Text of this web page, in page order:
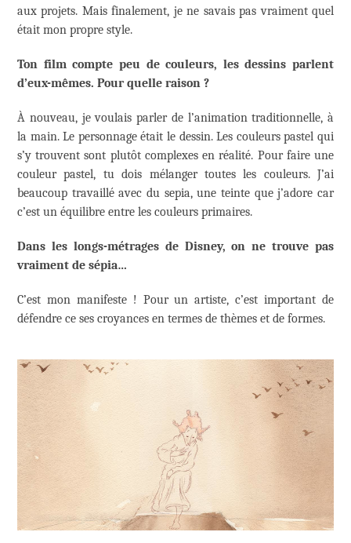
aux projets. Mais finalement, je ne savais pas vraiment quel
était mon propre style.
Ton film compte peu de couleurs, les dessins parlent
d’eux-mêmes. Pour quelle raison ?
À nouveau, je voulais parler de l’animation traditionnelle, à
la main. Le personnage était le dessin. Les couleurs pastel qui
s’y trouvent sont plutôt complexes en réalité. Pour faire une
couleur pastel, tu dois mélanger toutes les couleurs. J’ai
beaucoup travaillé avec du sepia, une teinte que j’adore car
c’est un équilibre entre les couleurs primaires.
Dans les longs-métrages de Disney, on ne trouve pas
vraiment de sépia…
C’est mon manifeste ! Pour un artiste, c’est important de
défendre ce ses croyances en termes de thèmes et de formes.